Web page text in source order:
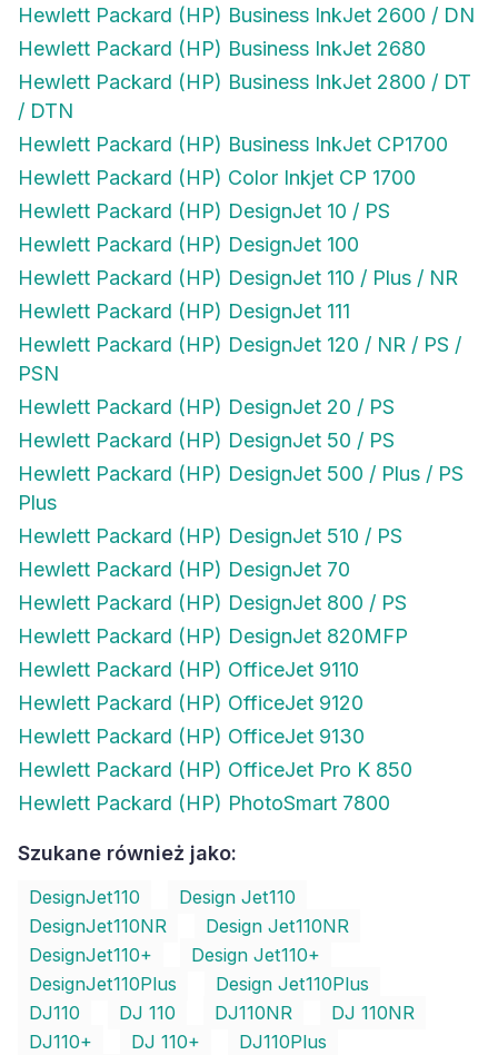
Hewlett Packard (HP) Business InkJet 2600 / DN
Hewlett Packard (HP) Business InkJet 2680
Hewlett Packard (HP) Business InkJet 2800 / DT
/ DTN
Hewlett Packard (HP) Business InkJet CP1700
Hewlett Packard (HP) Color Inkjet CP 1700
Hewlett Packard (HP) DesignJet 10 / PS
Hewlett Packard (HP) DesignJet 100
Hewlett Packard (HP) DesignJet 110 / Plus / NR
Hewlett Packard (HP) DesignJet 111
Hewlett Packard (HP) DesignJet 120 / NR / PS /
PSN
Hewlett Packard (HP) DesignJet 20 / PS
Hewlett Packard (HP) DesignJet 50 / PS
Hewlett Packard (HP) DesignJet 500 / Plus / PS
Plus
Hewlett Packard (HP) DesignJet 510 / PS
Hewlett Packard (HP) DesignJet 70
Hewlett Packard (HP) DesignJet 800 / PS
Hewlett Packard (HP) DesignJet 820MFP
Hewlett Packard (HP) OfficeJet 9110
Hewlett Packard (HP) OfficeJet 9120
Hewlett Packard (HP) OfficeJet 9130
Hewlett Packard (HP) OfficeJet Pro K 850
Hewlett Packard (HP) PhotoSmart 7800
Szukane również jako:
DesignJet110
Design Jet110
DesignJet110NR
Design Jet110NR
DesignJet110+
Design Jet110+
DesignJet110Plus
Design Jet110Plus
DJ110
DJ 110 DJ110NR
DJ 110NR
DJ110+
DJ 110+
DJ110Plus